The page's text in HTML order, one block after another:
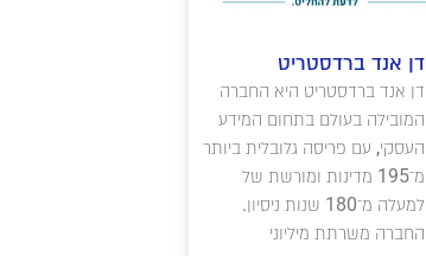
דן אנד ברדסטריט
דן אנד ברדסטריט היא החברה
המובילה בעולם בתחום המידע
העסקי, עם פריסה גלובלית ביותר
מ־195 מדינות ומורשת של
למעלה מ־180 שנות ניסיון.
החברה משרתת מיליוני